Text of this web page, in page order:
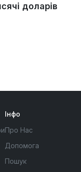
доларів
Інфо
Про Нас
Допомога
Пошук